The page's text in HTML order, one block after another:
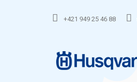
+421 949 25 46 88